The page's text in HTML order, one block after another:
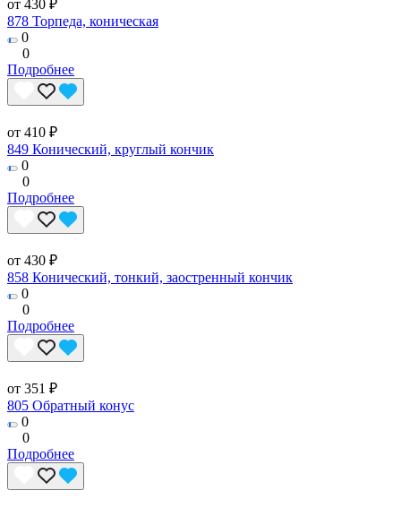
от 430 ₽
878 Торпеда, коническая
0
0
Подробнее
от 410 ₽
849 Конический, круглый кончик
0
0
Подробнее
от 430 ₽
858 Конический, тонкий, заостренный кончик
0
0
Подробнее
от 351 ₽
805 Обратный конус
0
0
Подробнее